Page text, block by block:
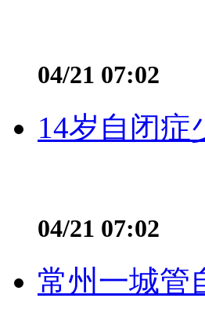
04/21 07:02
14岁自闭症
04/21 07:02
常州一城管